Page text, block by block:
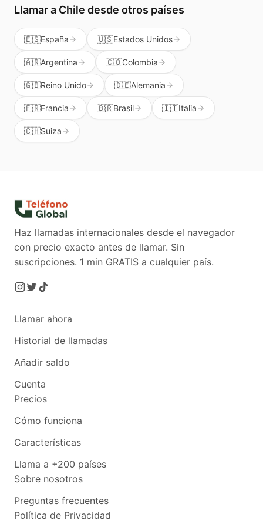
Llamar a Chile desde otros países
🇪🇸España 🇺🇸Estados Unidos
🇦🇷Argentina 🇨🇴Colombia
🇬🇧Reino Unido 🇩🇪Alemania
🇫🇷Francia 🇧🇷Brasil 🇮🇹Italia
🇨🇭Suiza
Haz llamadas internacionales desde el navegador
con precio exacto antes de llamar. Sin
suscripciones. 1 min GRATIS a cualquier país.
Llamar ahora
Historial de llamadas
Añadir saldo
Cuenta
Precios
Cómo funciona
Características
Llama a +200 países
Sobre nosotros
Preguntas frecuentes
Política de Privacidad